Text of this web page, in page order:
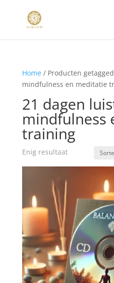
Home/ Producten
mindfulness en meditatie
21 dagen
mindfulness
training
Enig resultaat